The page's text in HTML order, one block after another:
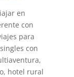
en
con
para
con
hotel rural